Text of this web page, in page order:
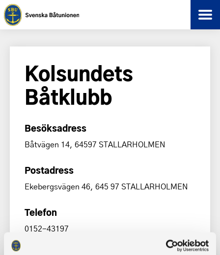
Kolsundets
Båtklubb
Besöksadress
Båtvägen 14, 64597 STALLARHOLMEN
Postadress
Ekebergsvägen 46, 645 97 STALLARHOLMEN
Telefon
0152-43197